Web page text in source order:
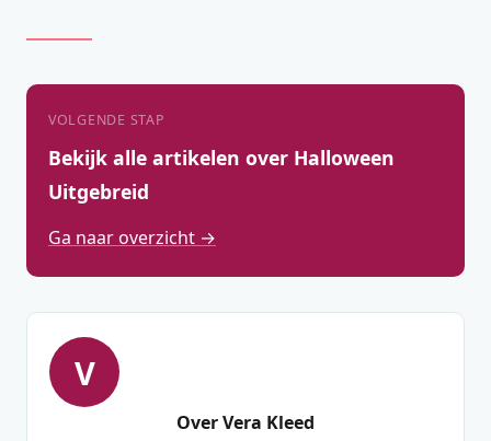
VOLGENDE STAP
Bekijk alle artikelen over Halloween
Uitgebreid
Ga naar overzicht →
V
Over Vera Kleed